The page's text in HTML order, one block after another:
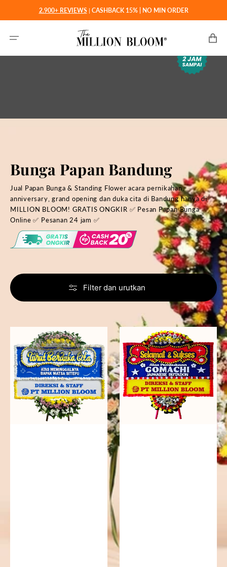
konten
2.900+ REVIEWS | CASHBACK 15% | NO MIN ORDER
Bunga Papan Bandung
Jual Papan Bunga & Standing Flower acara pernikahan,
anniversary, grand opening dan duka cita di Bandung hanya di
MILLION BLOOM! GRATIS ONGKIR ✅ Pesan Papan Bunga
Online ✅ Pesanan 24 jam ✅
Filter dan urutkan
Forgotten
Bunga
Papan
Milestone
Moment
-
Bunga
Papan